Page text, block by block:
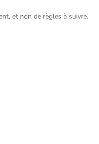
et non de règles à suivre.